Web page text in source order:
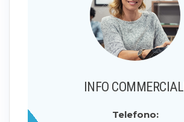
INFO COMMERCIALI
Telefono: